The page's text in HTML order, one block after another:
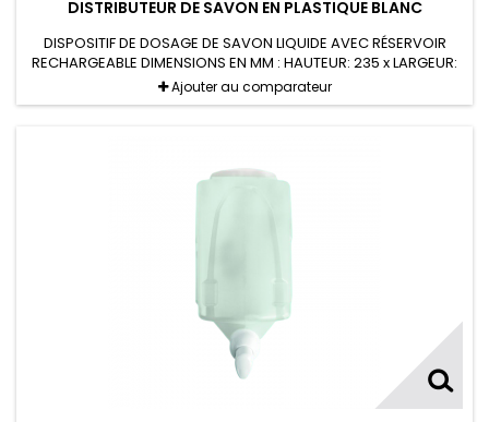
DISTRIBUTEUR DE SAVON EN PLASTIQUE BLANC
DISPOSITIF DE DOSAGE DE SAVON LIQUIDE AVEC RÉSERVOIR
RECHARGEABLE DIMENSIONS EN MM : HAUTEUR: 235 x LARGEUR:
130 x PROFONDEUR: 100
Ajouter au comparateur